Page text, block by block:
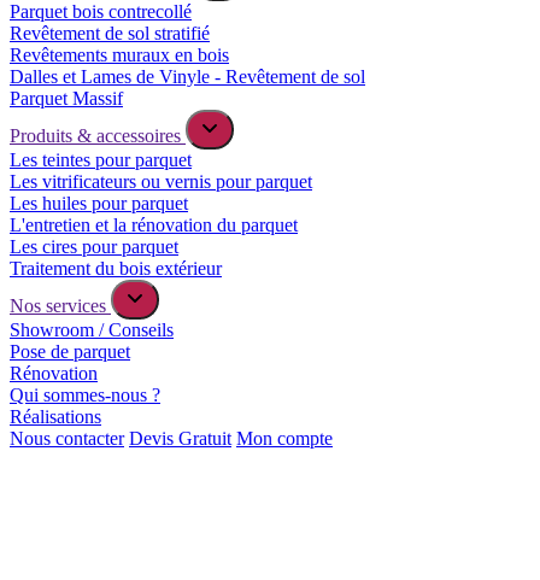
Parquet bois contrecollé
Revêtement de sol stratifié
Revêtements muraux en bois
Dalles et Lames de Vinyle - Revêtement de sol
Parquet Massif
Produits & accessoires
Les teintes pour parquet
Les vitrificateurs ou vernis pour parquet
Les huiles pour parquet
L'entretien et la rénovation du parquet
Les cires pour parquet
Traitement du bois extérieur
Nos services
Showroom / Conseils
Pose de parquet
Rénovation
Qui sommes-nous ?
Réalisations
Nous contacter Devis Gratuit Mon compte